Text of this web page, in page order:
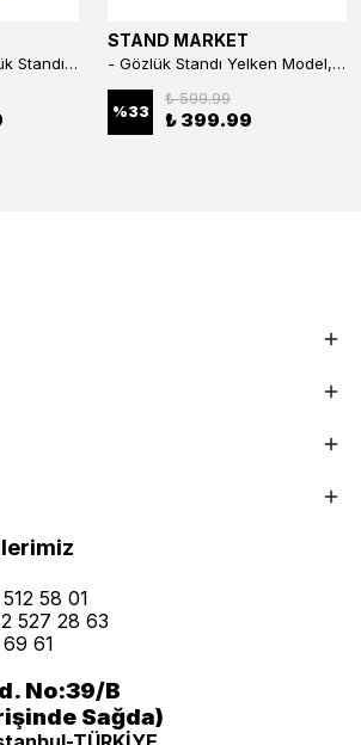
- Duvara Monte Gözlük Standı 56'li Pleksi Glass | 99x67 cm Gözlük Teşhir Standı
STAND MARKET
- Gözlük Standı Yelken Model, 5 Gözlük Kapasiteli Standı Kırmızı
%33
₺ 599.99
₺ 399.99
512 58 01
527 28 63
61
No:39/B
Sağda)